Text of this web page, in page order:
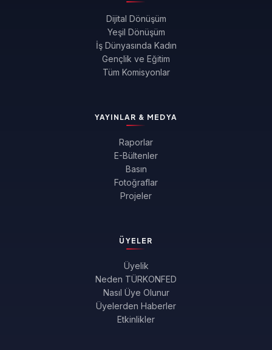
Dijital Dönüşüm
Yeşil Dönüşüm
İş Dünyasında Kadın
Gençlik ve Eğitim
Tüm Komisyonlar
YAYINLAR & MEDYA
Raporlar
E-Bültenler
Basın
Fotoğraflar
Projeler
ÜYELER
Üyelik
Neden TÜRKONFED
Nasıl Üye Olunur
Üyelerden Haberler
Etkinlikler